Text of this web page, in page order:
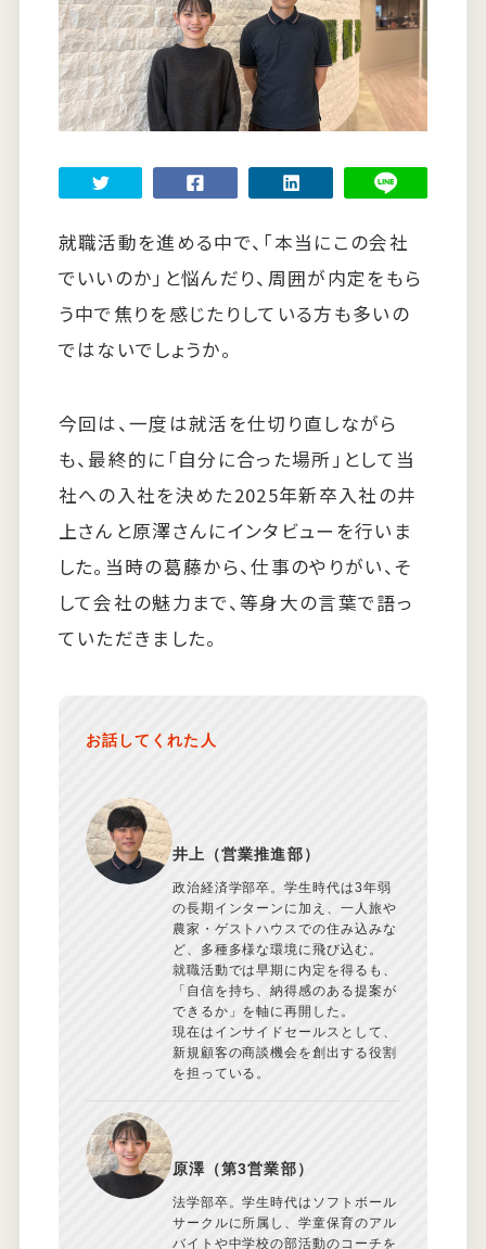
就職活動を進める中で、「本当にこの会社
でいいのか」と悩んだり、周囲が内定をもら
う中で焦りを感じたりしている方も多いの
ではないでしょうか。
今回は、一度は就活を仕切り直しながら
も、最終的に「自分に合った場所」として当
社への入社を決めた2025年新卒入社の井
上さんと原澤さんにインタビューを行いま
した。当時の葛藤から、仕事のやりがい、そ
して会社の魅力まで、等身大の言葉で語っ
ていただきました。
お話してくれた人
井上（営業推進部）
政治経済学部卒。学生時代は3年弱
の長期インターンに加え、一人旅や
農家・ゲストハウスでの住み込みな
ど、多種多様な環境に飛び込む。
就職活動では早期に内定を得るも、
「自信を持ち、納得感のある提案が
できるか」を軸に再開した。
現在はインサイドセールスとして、
新規顧客の商談機会を創出する役割
を担っている。
原澤（第3営業部）
法学部卒。学生時代はソフトボール
サークルに所属し、学童保育のアル
バイトや中学校の部活動のコーチを